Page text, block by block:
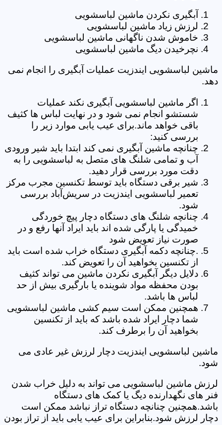
آبگیری نکردن ماشین لباسشویی
لرزش زیاد ماشین لباسشویی
خاموش شدن ناگهانی ماشین لباسشویی
نچرخیدن دیگ ماشین لباسشویی
ماشین لباسشویی ایندزیت عملیات آبگیری را انجام نمی
دهد.
اگر ماشین لباسشویی آبگیری نکند عملیات
شستشو انجام نمی شود و در نهایت لباس ها کثیف
باقی خواهد ماند.برای عیب یابی موارد زیر را
بررسی کنید:
چنانچه ماشین آبگیری نمی کند ابتدا باید شیر ورودی
آب و تمامی شلنگ های متصل به لباسشویی را به
دقت مورد بررسی قرار دهید.
شیر برقی دستگاه باید توسط تکنسین مجرب مرکز
تعمیر لباسشویی ایندزیت در سریش‌آباد بررسی
شود.
چنانچه شلنگ های دستگاه دچار پیچ خوردگی
خمیدگی یا پارگی شده اند باید ایراد آنها رفع و در
صورت نیاز تعویض شود
.چنانچه دکمه آبگیری دستگاه خراب شده است باید
از تکنسین بخواهید آن را تعویض کند.
دلایل دیگر آبگیری نکردن ماشین می تواند کثیف
بودن محفظه مواد شوینده یا بارگیری بیش از حد
لباس ها باشد.
همچنین ممکن است سیم کشی ماشین لباسشویی
شما دچار ایراد شده باشد که باید از تکنسین
بخواهید آن را برطرف کند.
ماشین لباسشویی ایندزیت دچار لرزش غیر عادی می
شود.
لرزش ماشین لباسشویی می تواند به دلیل خراب شدن
فنر های نگهدارنده دیگ یا کمک های دستگاه
باشد.همچنین چنانچه دستگاه تراز نباشد ممکن است
دچار لرزش شود.بنابراین برای عیب یابی باید از تراز بودن